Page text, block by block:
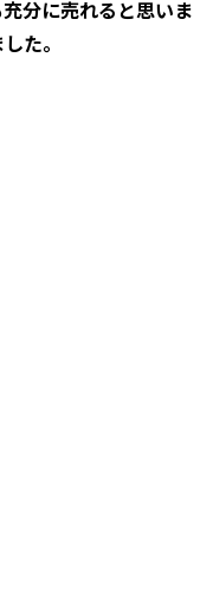
分に売れると思いま
た。